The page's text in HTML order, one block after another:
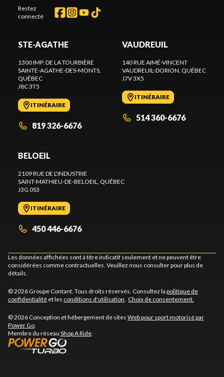
Restez
connecté
STE-AGATHE
1300 IMP. DE LA TOURBIÈRE
SAINTE-AGATHE-DES-MONTS,
QUÉBEC
J8C 3T5
ITINÉRAIRE
819 326-6676
VAUDREUIL
140 RUE AIMÉ-VINCENT
VAUDREUIL-DORION, QUÉBEC
J7V 3X5
ITINÉRAIRE
514 360-6676
BELOEIL
2109 RUE DE L'INDUSTRIE
SAINT-MATHIEU-DE-BELOEIL, QUÉBEC
J3G 0S3
ITINÉRAIRE
450 446-6676
Les données affichées sont à titre indicatif seulement et ne peuvent être
considérées comme contractuelles. Veuillez nous consulter pour plus de
détails.
© 2026 Groupe Contant. Tous droits réservés. Consultez la politique de
confidentialité et les conditions d'utilisation. Choix de consentement.
© 2026 Conception et hébergement de sites Web pour sport motorisé par
Power Go.
Membre du réseau Shop A Ride.